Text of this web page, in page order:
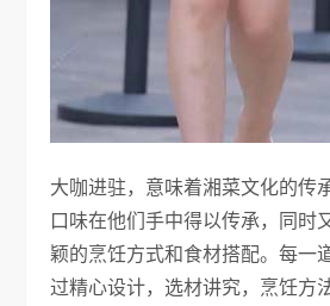
大咖进驻，意味着湘菜文化的传
口味在他们手中得以传承，同时
颖的烹饪方式和食材搭配。每一
过精心设计，选材讲究，烹饪方